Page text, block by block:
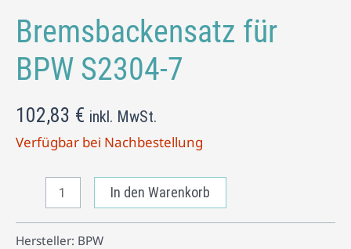
Bremsbackensatz für
BPW S2304-7
102,83 € inkl. MwSt.
Verfügbar bei Nachbestellung
In den Warenkorb
Hersteller: BPW